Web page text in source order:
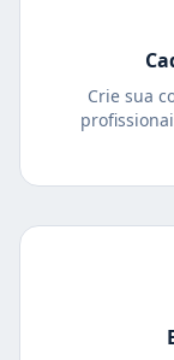
Crie sua